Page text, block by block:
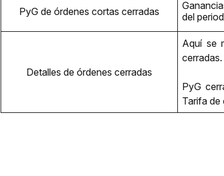
PyG de órdenes cortas cerradas
del
Detalles de órdenes cerradas
Aquí se
cerradas.
PyG
Tarifa de